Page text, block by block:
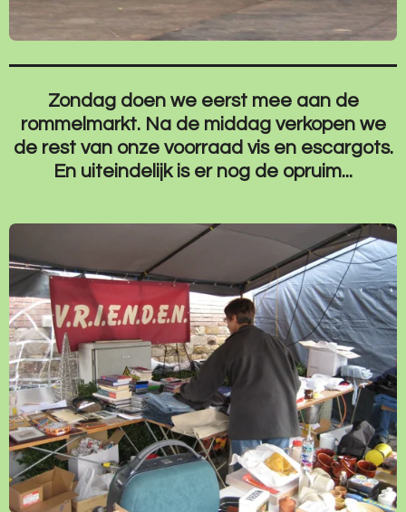
Zondag doen we eerst mee aan de
rommelmarkt. Na de middag verkopen we
de rest van onze voorraad vis en escargots.
En uiteindelijk is er nog de opruim...